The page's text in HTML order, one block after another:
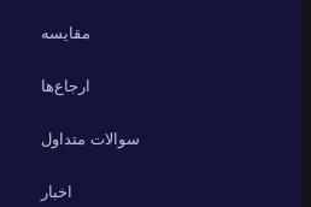
مقایسه
ارجاع‌ها
سوالات متداول
اخبار